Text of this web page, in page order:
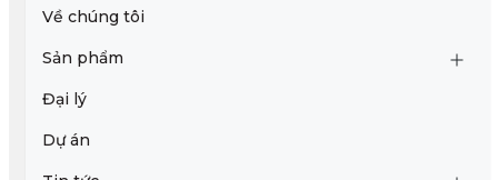
Về chúng tôi
Sản phẩm
Đại lý
Dự án